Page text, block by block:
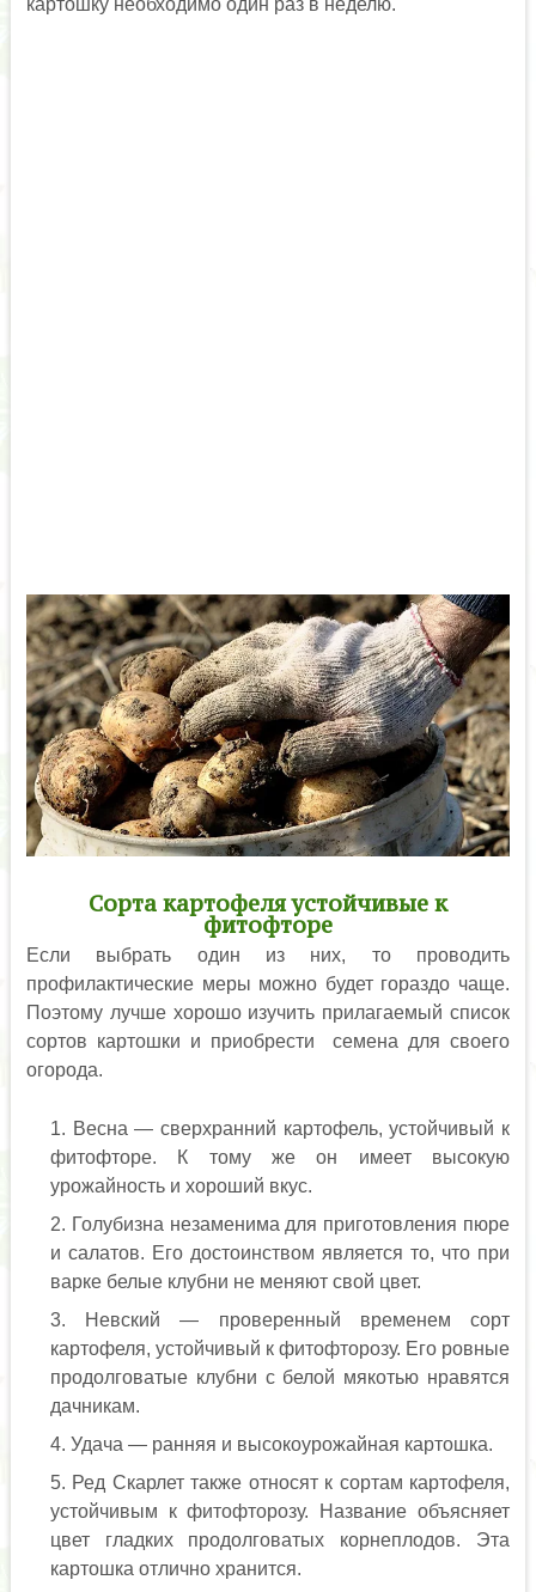
картошку необходимо один раз в неделю.
Сорта картофеля устойчивые к
фитофторе
Если выбрать один из них, то проводить
профилактические меры можно будет гораздо чаще.
Поэтому лучше хорошо изучить прилагаемый список
сортов картошки и приобрести семена для своего
огорода.
Весна — сверхранний картофель, устойчивый к
фитофторе. К тому же он имеет высокую
урожайность и хороший вкус.
Голубизна незаменима для приготовления пюре
и салатов. Его достоинством является то, что при
варке белые клубни не меняют свой цвет.
Невский — проверенный временем сорт
картофеля, устойчивый к фитофторозу. Его ровные
продолговатые клубни с белой мякотью нравятся
дачникам.
Удача — ранняя и высокоурожайная картошка.
Ред Скарлет также относят к сортам картофеля,
устойчивым к фитофторозу. Название объясняет
цвет гладких продолговатых корнеплодов. Эта
картошка отлично хранится.